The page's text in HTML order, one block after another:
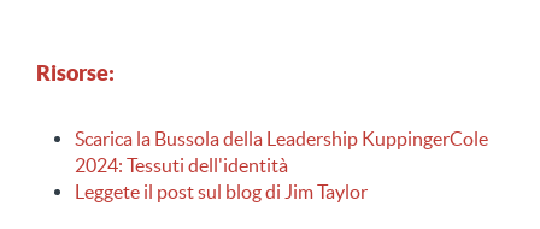
Risorse:
Scarica la Bussola della Leadership KuppingerCole
2024: Tessuti dell'identità
Leggete il post sul blog di Jim Taylor